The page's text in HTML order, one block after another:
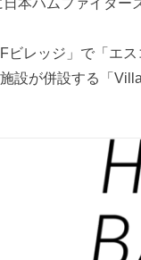
ビレッジ」で「エ
設が併設する「